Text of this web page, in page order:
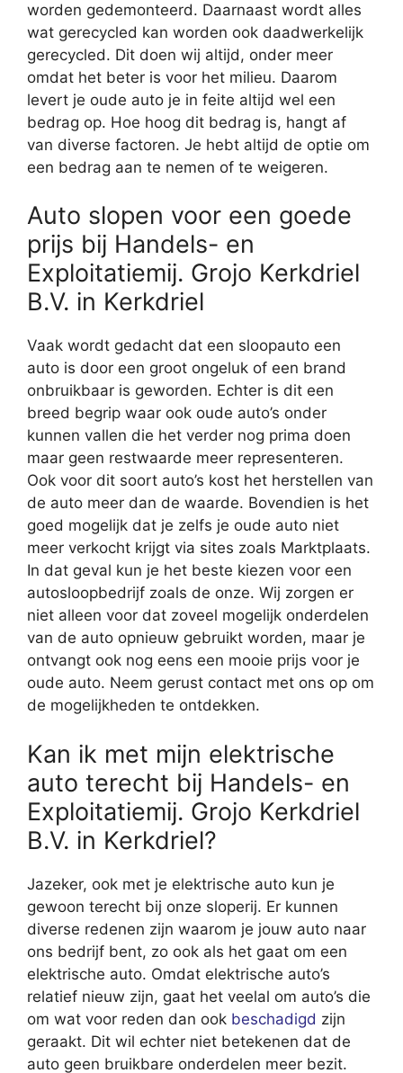
worden gedemonteerd. Daarnaast wordt alles
wat gerecycled kan worden ook daadwerkelijk
gerecycled. Dit doen wij altijd, onder meer
omdat het beter is voor het milieu. Daarom
levert je oude auto je in feite altijd wel een
bedrag op. Hoe hoog dit bedrag is, hangt af
van diverse factoren. Je hebt altijd de optie om
een bedrag aan te nemen of te weigeren.
Auto slopen voor een goede
prijs bij Handels- en
Exploitatiemij. Grojo Kerkdriel
B.V. in Kerkdriel
Vaak wordt gedacht dat een sloopauto een
auto is door een groot ongeluk of een brand
onbruikbaar is geworden. Echter is dit een
breed begrip waar ook oude auto’s onder
kunnen vallen die het verder nog prima doen
maar geen restwaarde meer representeren.
Ook voor dit soort auto’s kost het herstellen van
de auto meer dan de waarde. Bovendien is het
goed mogelijk dat je zelfs je oude auto niet
meer verkocht krijgt via sites zoals Marktplaats.
In dat geval kun je het beste kiezen voor een
autosloopbedrijf zoals de onze. Wij zorgen er
niet alleen voor dat zoveel mogelijk onderdelen
van de auto opnieuw gebruikt worden, maar je
ontvangt ook nog eens een mooie prijs voor je
oude auto. Neem gerust contact met ons op om
de mogelijkheden te ontdekken.
Kan ik met mijn elektrische
auto terecht bij Handels- en
Exploitatiemij. Grojo Kerkdriel
B.V. in Kerkdriel?
Jazeker, ook met je elektrische auto kun je
gewoon terecht bij onze sloperij. Er kunnen
diverse redenen zijn waarom je jouw auto naar
ons bedrijf bent, zo ook als het gaat om een
elektrische auto. Omdat elektrische auto’s
relatief nieuw zijn, gaat het veelal om auto’s die
om wat voor reden dan ook beschadigd zijn
geraakt. Dit wil echter niet betekenen dat de
auto geen bruikbare onderdelen meer bezit.